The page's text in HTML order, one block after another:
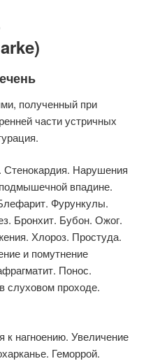
полученный при
части устричных
Нарушения
впадине.
Фурункулы.
Бронхит. Бубон. Ожог.
Хлороз. Простуда.
и помутнение
Понос.
слуховом проходе.
к нагноению. Увеличение
Геморрой.